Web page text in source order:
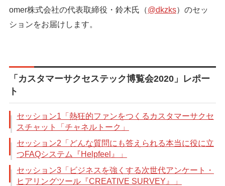
omer株式会社の代表取締役・鈴木氏（@dkzks）のセッ
ションをお届けします。
「カスタマーサクセステック博覧会2020」レポー
ト
セッション1「熱狂的ファンをつくるカスタマーサクセ
スチャット「チャネルトーク」
セッション2「どんな質問にも答えられる本当に役に立
つFAQシステム『Helpfeel』」
セッション3「ビジネスを強くする次世代アンケート・
ヒアリングツール『CREATIVE SURVEY』」